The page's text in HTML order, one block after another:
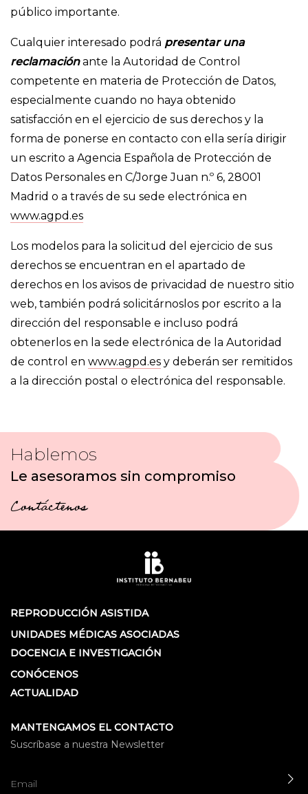
público importante.
Cualquier interesado podrá presentar una
reclamaciónante la Autoridad de Control
competente en materia de Protección de Datos,
especialmente cuando no haya obtenido
satisfacción en el ejercicio de sus derechos y la
forma de ponerse en contacto con ella sería dirigir
un escrito a Agencia Española de Protección de
Datos Personales en C/Jorge Juan n.º 6, 28001
Madrid o a través de su sede electrónica en
www.agpd.es
Los modelos para la solicitud del ejercicio de sus
derechos se encuentran en el apartado de
derechos en los avisos de privacidad de nuestro sitio
web, también podrá solicitárnoslos por escrito a la
dirección del responsable e incluso podrá
obtenerlos en la sede electrónica de la Autoridad
de control en www.agpd.es y deberán ser remitidos
a la dirección postal o electrónica del responsable.
Hablemos
Le asesoramos sin compromiso
Contáctenos
REPRODUCCIÓN ASISTIDA
UNIDADES MÉDICAS ASOCIADAS
DOCENCIA E INVESTIGACIÓN
CONÓCENOS
ACTUALIDAD
MANTENGAMOS EL CONTACTO
Suscríbase a nuestra Newsletter